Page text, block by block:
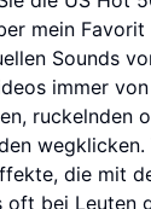
mein
Sounds
immer
ruckelnden
wegklicken.
die mit
oft bei Leuten